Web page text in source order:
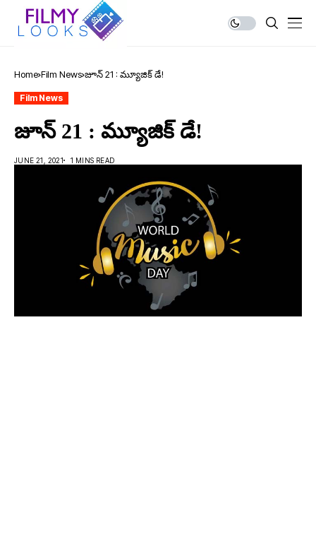
Home Film News జూన్ 21 : మ్యూజిక్ డే!
Film News
జూన్ 21 : మ్యూజిక్ డే!
JUNE 21, 2021 1 MINS READ